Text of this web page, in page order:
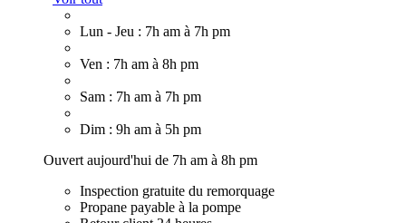
Lun - Jeu : 7h am à 7h pm
Ven : 7h am à 8h pm
Sam : 7h am à 7h pm
Dim : 9h am à 5h pm
Ouvert aujourd'hui de 7h am à 8h pm
Inspection gratuite du remorquage
Propane payable à la pompe